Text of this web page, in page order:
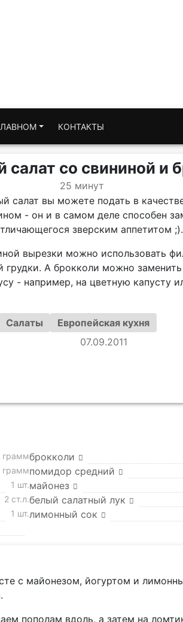
КОНТАКТЫ
салат со свининой и
25 минут
салат вы можете подать в
- он и в самом деле способен
зверским аппетитом ;).
вырезки можно использовать
грудки. А брокколи можно
- например, на цветную капусту
Салаты
Европейская кухня
07.09.2011
граммброкколи
граммпомидор средний
1 шт.майонез
2 ст.л.белый салатный лук
1 шт.лимонный сок
с майонезом, йогуртом и
пополам вдоль, а затем на